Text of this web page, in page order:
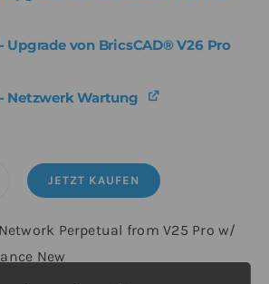
Upgrade von BricsCAD® V26 Pro
Netzwerk Wartung
JETZT KAUFEN
Perpetual from V25 Pro w/
New